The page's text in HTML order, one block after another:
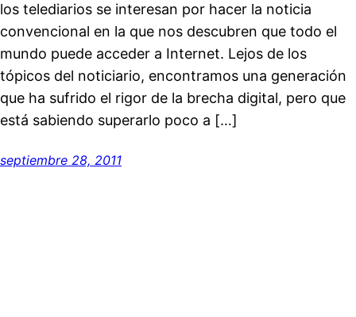
los telediarios se interesan por hacer la noticia
convencional en la que nos descubren que todo el
mundo puede acceder a Internet. Lejos de los
tópicos del noticiario, encontramos una generación
que ha sufrido el rigor de la brecha digital, pero que
está sabiendo superarlo poco a […]
septiembre 28, 2011